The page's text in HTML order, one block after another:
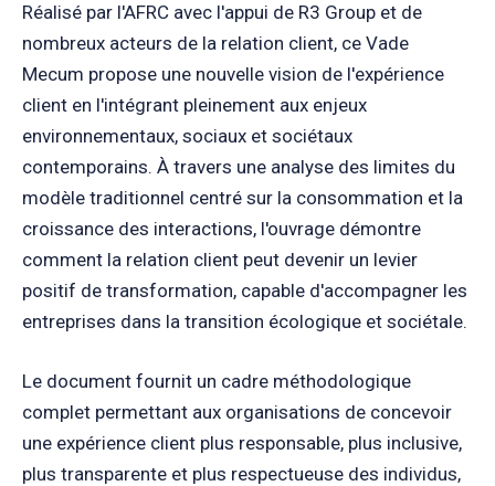
Réalisé par l'AFRC avec l'appui de R3 Group et de
nombreux acteurs de la relation client, ce Vade
Mecum propose une nouvelle vision de l'expérience
client en l'intégrant pleinement aux enjeux
environnementaux, sociaux et sociétaux
contemporains. À travers une analyse des limites du
modèle traditionnel centré sur la consommation et la
croissance des interactions, l'ouvrage démontre
comment la relation client peut devenir un levier
positif de transformation, capable d'accompagner les
entreprises dans la transition écologique et sociétale.
Le document fournit un cadre méthodologique
complet permettant aux organisations de concevoir
une expérience client plus responsable, plus inclusive,
plus transparente et plus respectueuse des individus,